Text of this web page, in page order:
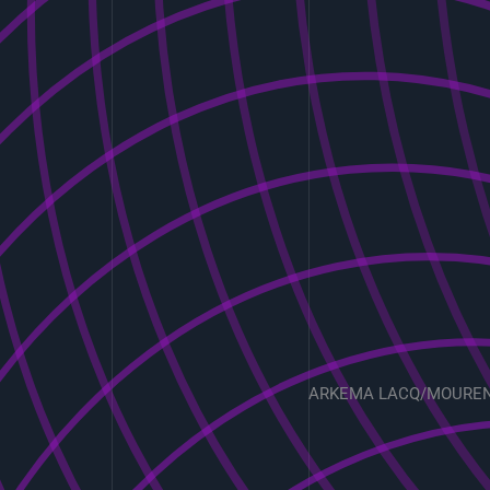
ARKEMA LACQ/